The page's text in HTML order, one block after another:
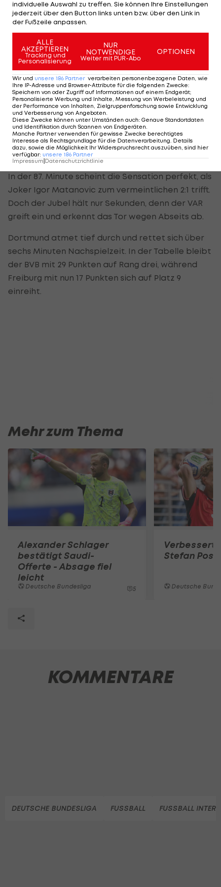
dem BVB im kommenden Spiel gegenBorussia
Mönchengladbachfehlen.
Dortmund muss in Unterzahl verteidigen und zieht
sich tief zurück. Freiburg wittert die Chance,
belagert die gegnerische Hälfte und kommt durch
Suzuki zur Riesenchance, doch Kobel lenkt den
Schuss spektakulär an die Latte (73.).
Dennoch belohnen sich die Hausherren, denn
Lucas Höler verwandelt eine perfekte
Hereingabe sehenswert ins rechte obere Eck zum
1:1. Das Stadion bebt, Freiburg drückt weiter.
In der 87. Minute scheint die Sensation perfekt, als
Joker Igor Matanovic zum vermeintlichen 2:1 trifft.
Doch der Jubel hält nur Sekunden, denn der VAR
greift ein und erkennt das Tor wegen Abseits ab.
Dortmund atmet tief durch und rettet sich über
sechs Minuten Nachspielzeit. In der Tabelle bleibt
der BVB mit 29 Punkten auf Rang drei, während
Freiburg mit nun 17 Punkten sich auf Platz 9
einreiht.
Mehr zum Thema
Alexander Schlager
bestätigt Saudi-
Offerte - Absage fiel
leicht
Deutsche Bundesliga 5
Stefan
Deutsche
KOMMENTARE
DEUTSCHE BUNDESLIGA FUSSBALL FUSSBALL
individuelle Auswahl zu treffen. Sie können Ihre Einstellungen
jederzeit über den Button links unten bzw. über den Link in
der Fußzeile anpassen.
ALLE
AKZEPTIEREN
Tracking und
Personalisierung
NUR
NOTWENDIGE
Weiter mit PUR-Abo
OPTIONEN
Wir und unsere 186 Partner verarbeiten personenbezogene Daten, wie
Ihre IP-Adresse und Browser-Attribute für die folgenden Zwecke:
Speichern von oder Zugriff auf Informationen auf einem Endgerät;
Personalisierte Werbung und Inhalte, Messung von Werbeleistung und
der Performance von Inhalten, Zielgruppenforschung sowie Entwicklung
und Verbesserung von Angeboten.
Diese Zwecke können unter Umständen auch: Genaue Standortdaten
und Identifikation durch Scannen von Endgeräten.
Manche Partner verwenden für gewisse Zwecke berechtigtes
Interesse als Rechtsgrundlage für die Datenverarbeitung. Details
dazu, sowie die Möglichkeit Ihr Widerspruchsrecht auszuüben, sind hier
verfügbar: unsere 186 Partner
Impressum Datenschutzrichtlinie